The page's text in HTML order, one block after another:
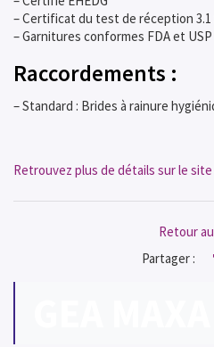
– Certificat du test de réception
– Garnitures conformes FDA et
Raccordements :
– Standard : Brides à rainure
Retrouvez plus de détails sur le
Retour
Partager :